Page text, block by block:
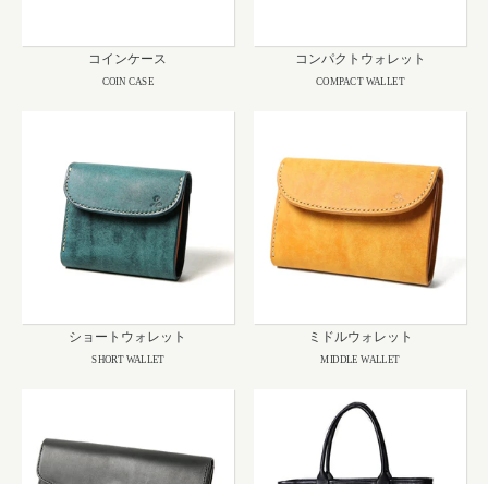
コインケース
COIN CASE
コンパクトウォレット
COMPACT WALLET
ショートウォレット
SHORT WALLET
ミドルウォレット
MIDDLE WALLET